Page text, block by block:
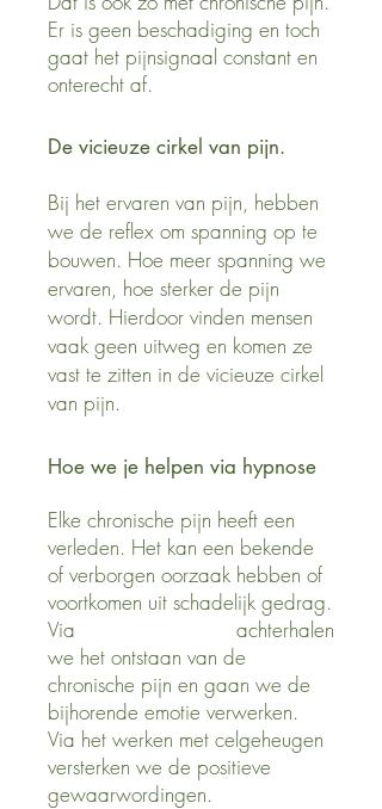
Er is geen beschadiging en toch
gaat het pijnsignaal constant en
onterecht af.
De vicieuze cirkel van pijn.
Bij het ervaren van pijn, hebben
we de reflex om spanning op te
bouwen. Hoe meer spanning we
ervaren, hoe sterker de pijn
wordt. Hierdoor vinden mensen
vaak geen uitweg en komen ze
vast te zitten in de vicieuze cirkel
van pijn.
Hoe we je helpen via hypnose
Elke chronische pijn heeft een
verleden. Het kan een bekende
of verborgen oorzaak hebben of
voortkomen uit schadelijk gedrag.
Via achterhalen
we het ontstaan van de
chronische pijn en gaan we de
bijhorende emotie verwerken.
Via het werken met celgeheugen
versterken we de positieve
gewaarwordingen.